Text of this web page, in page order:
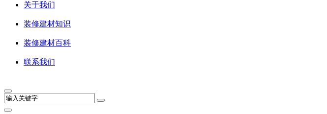
关于我们
装修建材知识
装修建材百科
联系我们